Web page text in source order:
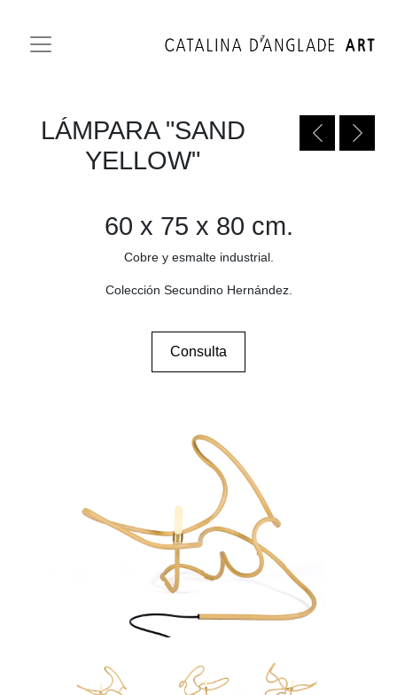
LÁMPARA "SAND
YELLOW"
60 x 75 x 80 cm.
Cobre y esmalte industrial.
Colección Secundino Hernández.
Consulta